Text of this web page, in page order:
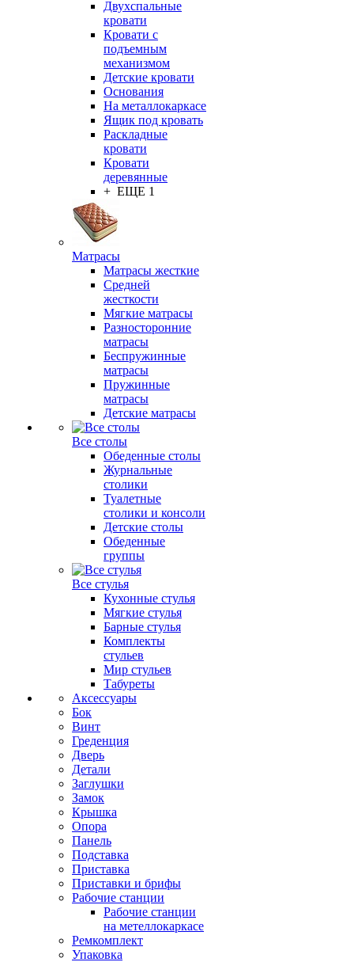
Двухспальные
кровати
Кровати с
подъемным
механизмом
Детские кровати
Основания
На металлокаркасе
Ящик под кровать
Раскладные
кровати
Кровати
деревянные
+ ЕЩЕ 1
Матрасы
Матрасы жесткие
Средней
жесткости
Мягкие матрасы
Разносторонние
матрасы
Беспружинные
матрасы
Пружинные
матрасы
Детские матрасы
Все столы
Обеденные столы
Журнальные
столики
Туалетные
столики и консоли
Детские столы
Обеденные
группы
Все стулья
Кухонные стулья
Мягкие стулья
Барные стулья
Комплекты
стульев
Мир стульев
Табуреты
Аксессуары
Бок
Винт
Греденция
Дверь
Детали
Заглушки
Замок
Крышка
Опора
Панель
Подставка
Приставка
Приставки и брифы
Рабочие станции
Рабочие станции
на метеллокаркасе
Ремкомплект
Упаковка